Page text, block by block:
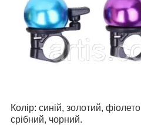
Колір: синій, золотий,
срібний, чорний.